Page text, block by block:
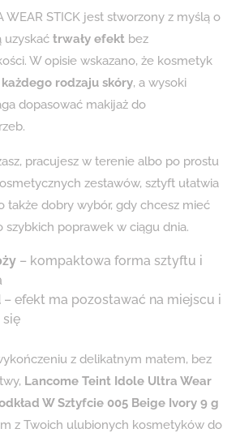
WEAR STICK jest stworzony z myślą o
uzyskać trwały efekt bez
W opisie wskazano, że kosmetyk
każdego rodzaju skóry, a wysoki
dopasować makijaż do
pracujesz w terenie albo po prostu
zestawów, sztyft ułatwia
także dobry wybór, gdy chcesz mieć
szybkich poprawek w ciągu dnia.
– kompaktowa forma sztyftu i
– efekt ma pozostawać na miejscu i
się
z delikatnym matem, bez
Lancome Teint Idole Ultra Wear
W Sztyfcie 005 Beige Ivory 9 g
z Twoich ulubionych kosmetyków do